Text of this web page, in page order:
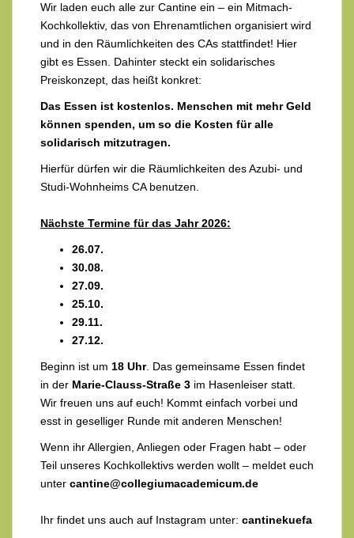
Wir laden euch alle zur Cantine ein – ein Mitmach-
Kochkollektiv, das von Ehrenamtlichen organisiert wird
und in den Räumlichkeiten des CAs stattfindet! Hier
gibt es Essen. Dahinter steckt ein solidarisches
Preiskonzept, das heißt konkret:
Das Essen ist kostenlos. Menschen mit mehr Geld
können spenden, um so die Kosten für alle
solidarisch mitzutragen.
Hierfür dürfen wir die Räumlichkeiten des Azubi- und
Studi-Wohnheims CA benutzen.
Nächste Termine für das Jahr 2026:
26.07.
30.08.
27.09.
25.10.
29.11.
27.12.
Beginn ist um 18 Uhr. Das gemeinsame Essen findet
in der Marie-Clauss-Straße 3 im Hasenleiser statt.
Wir freuen uns auf euch! Kommt einfach vorbei und
esst in geselliger Runde mit anderen Menschen!
Wenn ihr Allergien, Anliegen oder Fragen habt – oder
Teil unseres Kochkollektivs werden wollt – meldet euch
unter cantine@collegiumacademicum.de
Ihr findet uns auch auf Instagram unter: cantinekuefa